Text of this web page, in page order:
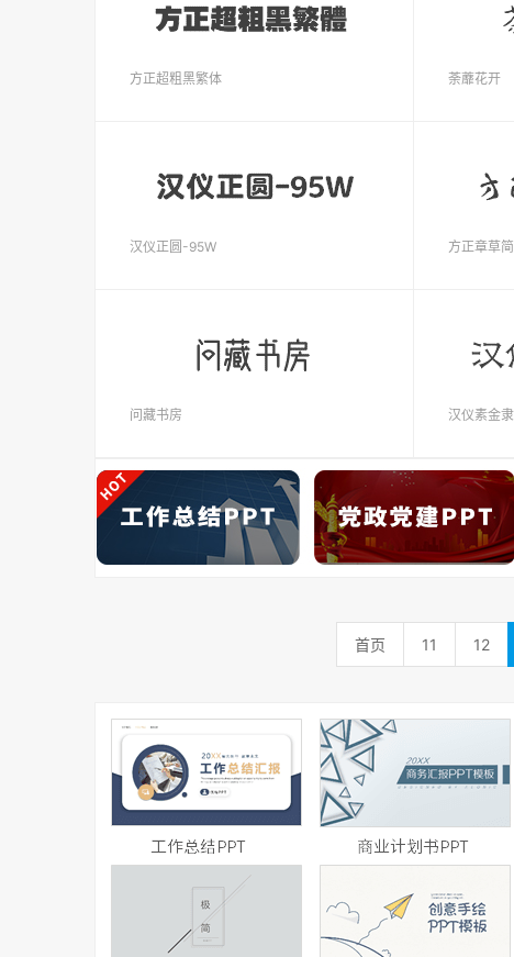
方正超粗黑繁体 荼蘼花开
汉仪正圆-95W 方正章草
问藏书房 汉仪素金
首页 11 12